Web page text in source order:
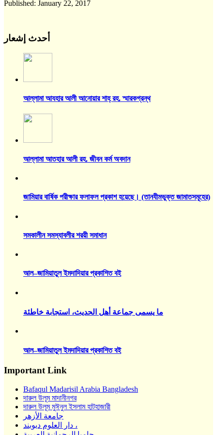
Published: January 22, 2017
أحدث إشعار
আল্লামা আযহার আলী আনোয়ার শাহ্‌ রহ. স্মারকগ্রন্থ
আল্লামা আতহার আলী রহ. জীবন কর্ম অবদান
জামিয়ার বার্ষিক পরীক্ষার ফলাফল প্রকাশ হয়েছে। (তানযীমভুক্ত জামাতসমূহের)
সমকালীন সমস্যাবলীর শরয়ী সমাধান
আল–জামিয়াতুল ইমদাদিয়ার প্রকাশিত বই
ما يسمى جماعة أهل الحديث، استجابة خاطئة
আল–জামিয়াতুল ইমদাদিয়ার প্রকাশিত বই
Important Link
Bafaqul Madarisil Arabia Bangladesh
দারুল উলূম মাদানীনগর
দারুল উলূম মুঈনুল ইসলাম হাটহাজারী
جامعة الأزهر
دار العلوم ديوبند ،